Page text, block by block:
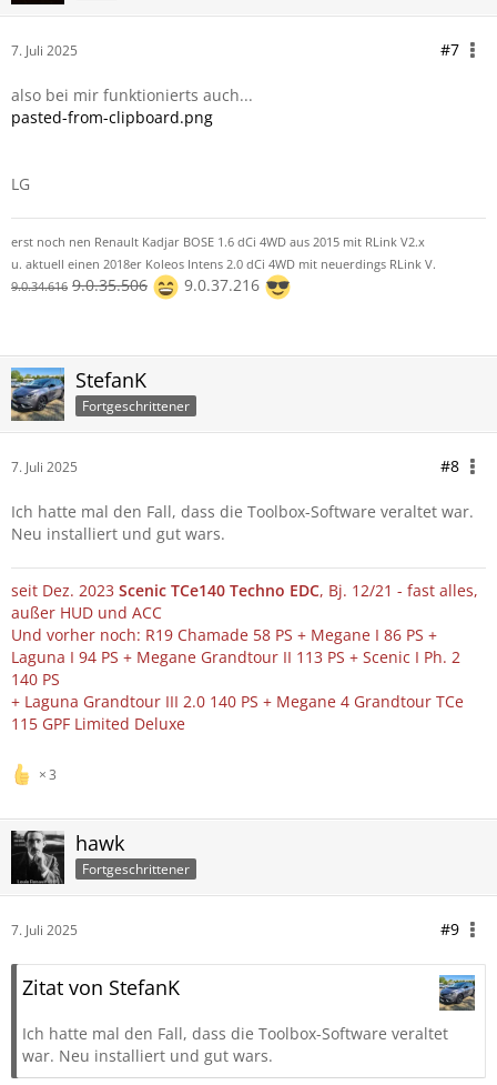
7. Juli 2025 #7
also bei mir funktionierts auch...
pasted-from-clipboard.png
LG
erst noch nen Renault Kadjar BOSE 1.6 dCi 4WD aus 2015 mit RLink V2.x
u. aktuell einen 2018er Koleos Intens 2.0 dCi 4WD mit neuerdings RLink V.
9.0.34.616 9.0.35.506 9.0.37.216
StefanK
Fortgeschrittener
7. Juli 2025 #8
Ich hatte mal den Fall, dass die Toolbox-Software veraltet war.
Neu installiert und gut wars.
seit Dez. 2023 Scenic TCe140 Techno EDC, Bj. 12/21 - fast alles,
außer HUD und ACC
Und vorher noch: R19 Chamade 58 PS + Megane I 86 PS +
Laguna I 94 PS + Megane Grandtour II 113 PS + Scenic I Ph. 2
140 PS
+ Laguna Grandtour III 2.0 140 PS + Megane 4 Grandtour TCe
115 GPF Limited Deluxe
3
hawk
Fortgeschrittener
7. Juli 2025 #9
Zitat von StefanK
Ich hatte mal den Fall, dass die Toolbox-Software veraltet
war. Neu installiert und gut wars.